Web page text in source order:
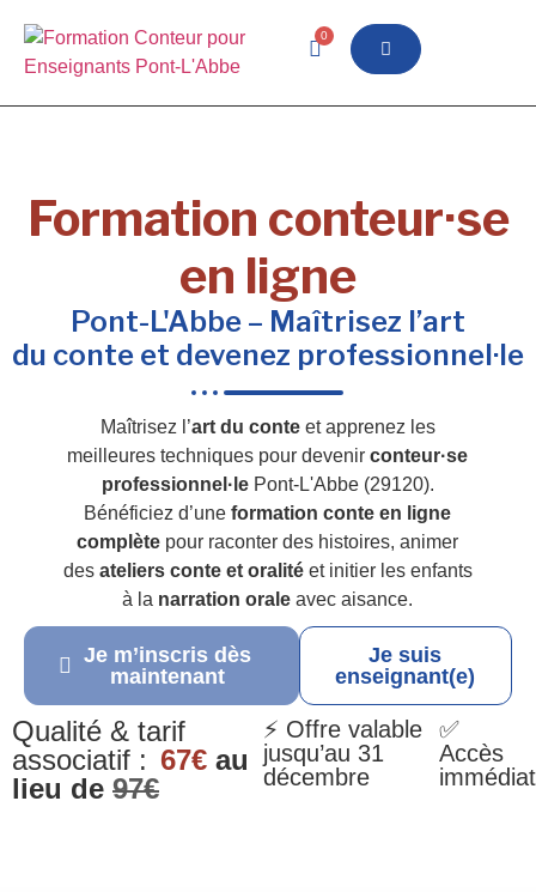
0
Formation conteur·se
en ligne
Pont-L'Abbe – Maîtrisez l’art
du conte et devenez professionnel·le
Maîtrisez l’art du conteet apprenez les
meilleures techniques pour devenirconteur·se
professionnel·lePont-L'Abbe (29120).
Bénéficiez d’uneformation conte en ligne
complète pour raconter des histoires, animer
des ateliers conte et oralitéet initier les enfants
à la narration orale avec aisance.
Je m’inscris dès
maintenant
Je suis
enseignant(e)
Qualité & tarif
associatif : 67€ au
lieu de 97€
⚡ Offre valable
jusqu’au 31
décembre
✅
Accès
immédiat